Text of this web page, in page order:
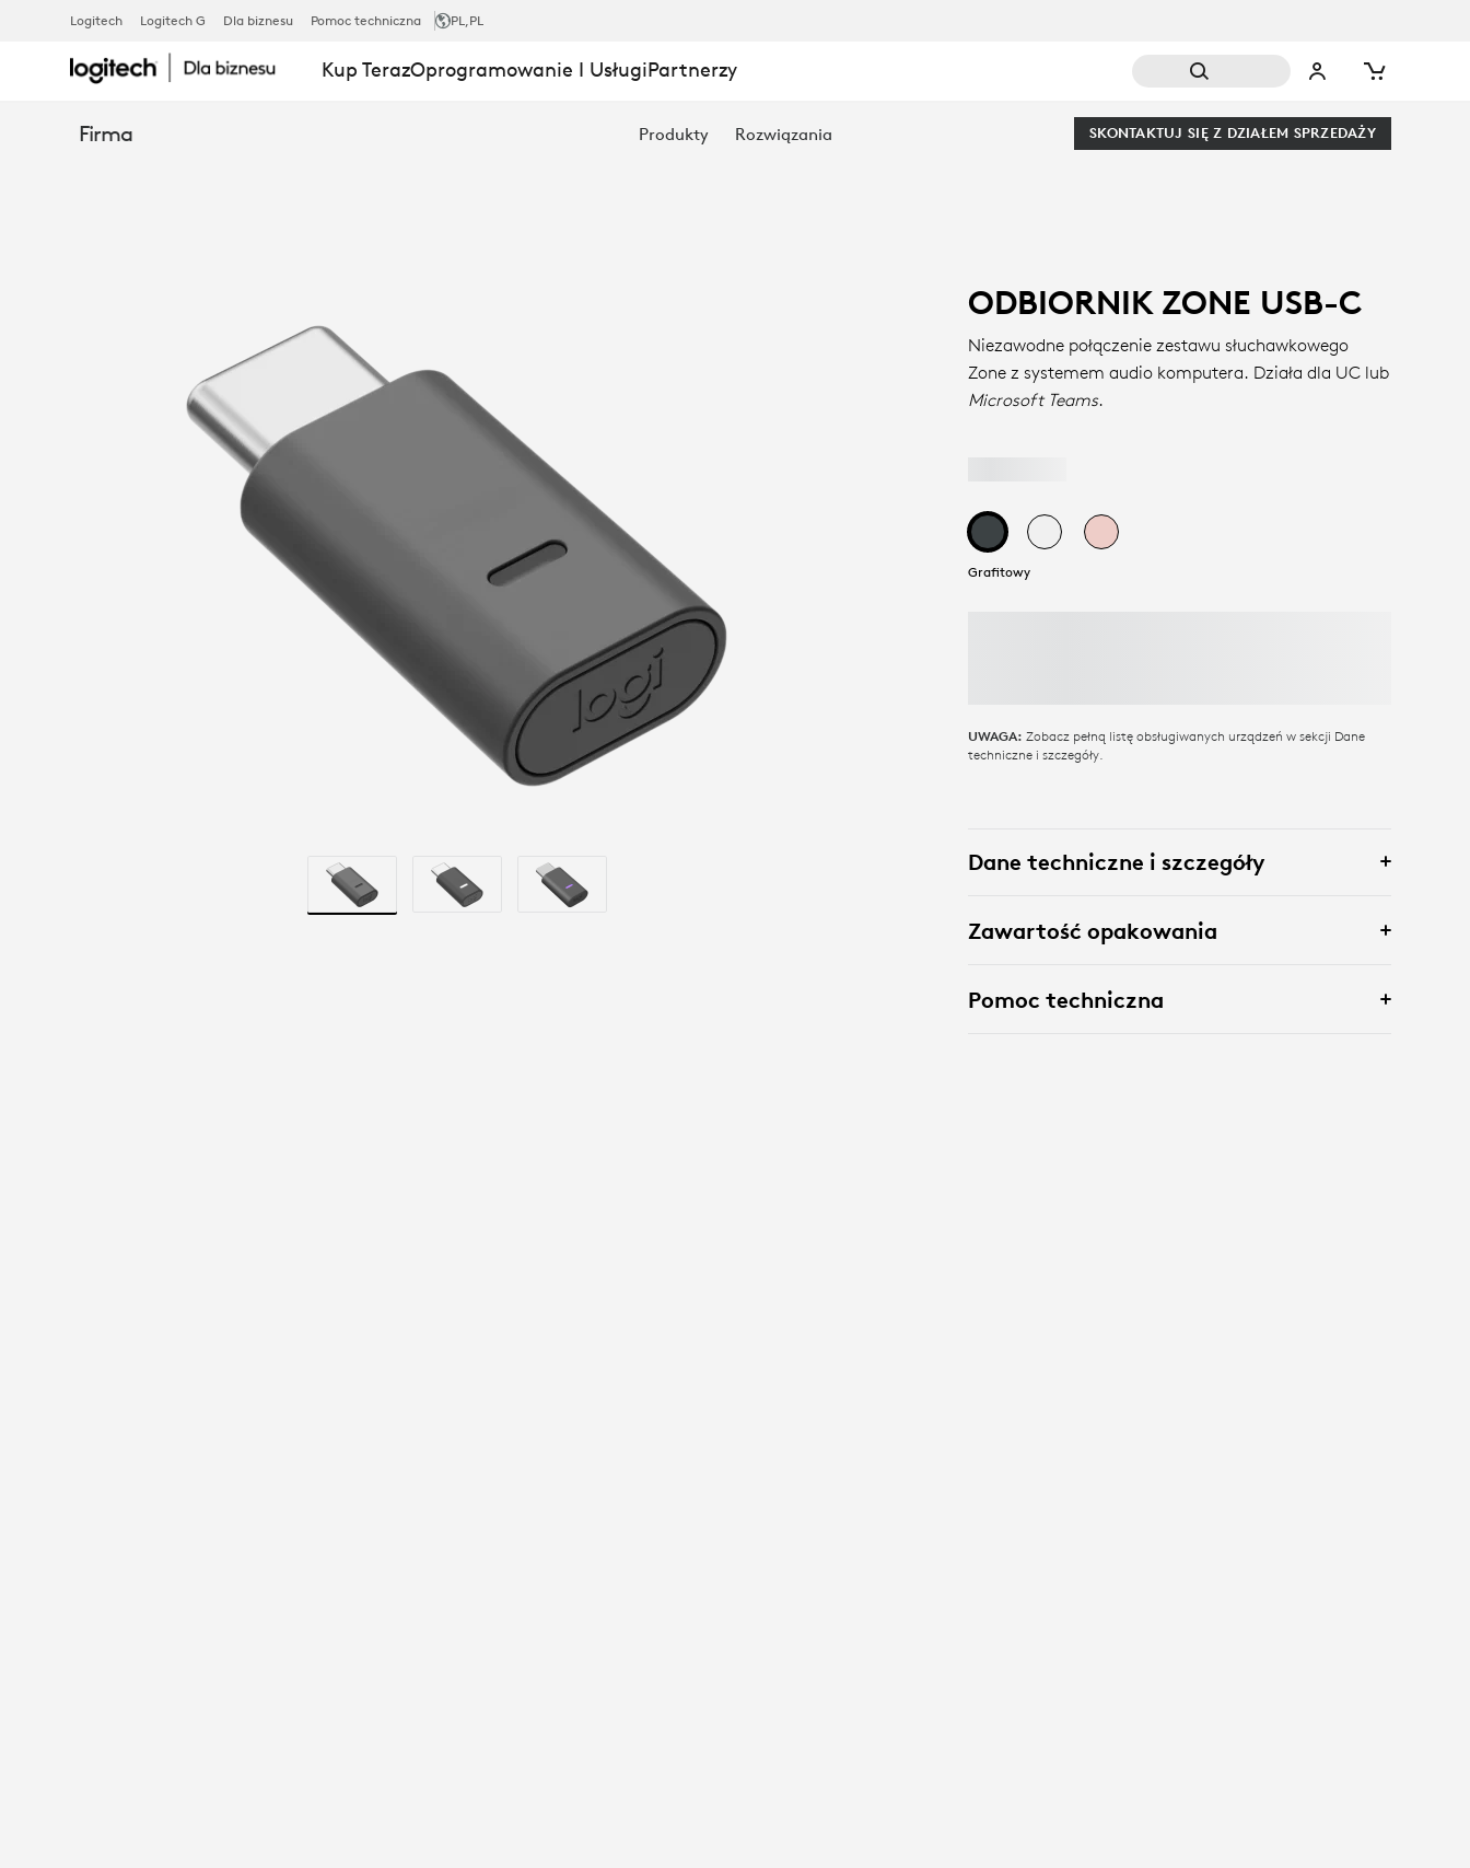
ODBIORNIK
ZONE
Logitech Logitech G Dla biznesu Pomoc techniczna PL,PL
Kup TerazOprogramowanie I UsługiPartnerzy
Firma Produkty Rozwiązania SKONTAKTUJ SIĘ Z DZIAŁEM SPRZEDAŻY
ODBIORNIK ZONE USB-C
Niezawodne połączenie zestawu słuchawkowego
Zone z systemem audio komputera. Działa dla UC lub
Microsoft Teams.
Grafitowy
UWAGA:Zobacz pełną listę obsługiwanych urządzeń w sekcji Dane
techniczne i szczegóły.
Dane techniczne i szczegóły
Zawartość opakowania
Pomoc techniczna